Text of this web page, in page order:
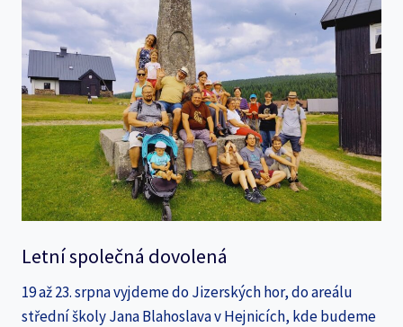
Letní společná dovolená
19 až 23. srpna vyjdeme do Jizerských hor, do areálu
střední školy Jana Blahoslava v Hejnicích, kde budeme